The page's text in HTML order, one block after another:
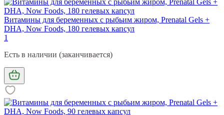
Витамины для беременных с рыбьим жиром, Prenatal Gels +
DHA, Now Foods, 180 гелевых капсул
1
Есть в наличии (заканчивается)